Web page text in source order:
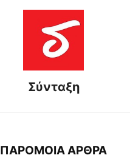
Σύνταξη
ΠΑΡΟΜΟΙΑ ΑΡΘΡΑ